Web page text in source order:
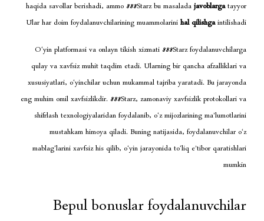
haqida savollar berishadi, ammo 888Starz bu
Ular har doim foydalanuvchilarining muammolarini
O‘yin platformasi va onlayn tikish xizmati
qulay va xavfsiz muhit taqdim etadi. Ularning
xususiyatlari, o‘yinchilar uchun mukammal tajriba
eng muhim omil xavfsizlikdir. 888Starz, zamonaviy
shifrlash texnologiyalaridan foydalanib, o‘z
mustahkam himoya qiladi. Buning
mablag‘larini xavfsiz his qilib, o‘yin jarayonida
Bepul bonuslar